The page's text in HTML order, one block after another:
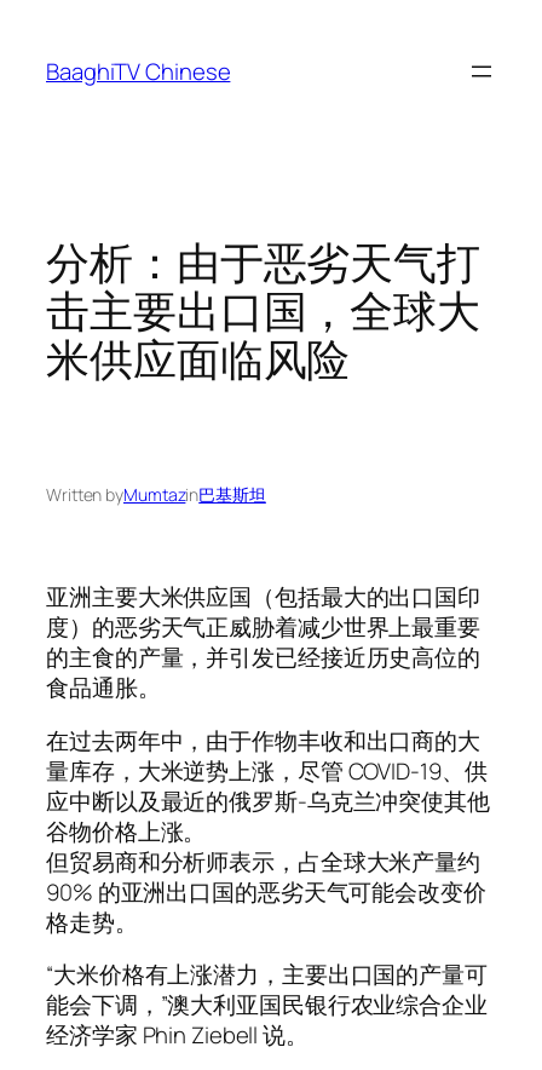
content
BaaghiTV Chinese
分析：由于恶劣天气打
击主要出口国，全球大
米供应面临风险
Written byMumtazin巴基斯坦
亚洲主要大米供应国（包括最大的出口国印
度）的恶劣天气正威胁着减少世界上最重要
的主食的产量，并引发已经接近历史高位的
食品通胀。
在过去两年中，由于作物丰收和出口商的大
量库存，大米逆势上涨，尽管 COVID-19、供
应中断以及最近的俄罗斯-乌克兰冲突使其他
谷物价格上涨。
但贸易商和分析师表示，占全球大米产量约
90% 的亚洲出口国的恶劣天气可能会改变价
格走势。
“大米价格有上涨潜力，主要出口国的产量可
能会下调，”澳大利亚国民银行农业综合企业
经济学家 Phin Ziebell 说。